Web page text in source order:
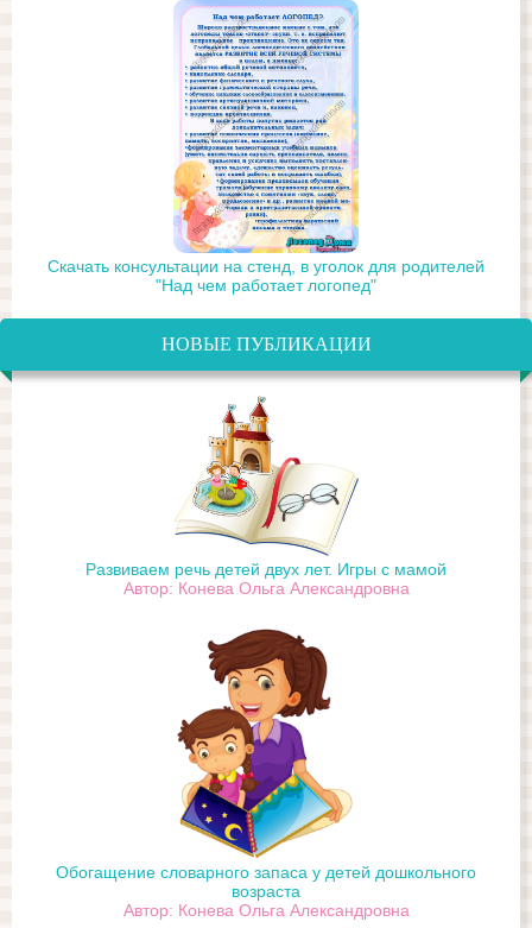
Скачать консультации на стенд, в уголок для родителей
"Над чем работает логопед"
НОВЫЕ ПУБЛИКАЦИИ
Развиваем речь детей двух лет. Игры с мамой
Автор: Конева Ольга Александровна
Обогащение словарного запаса у детей дошкольного
возраста
Автор: Конева Ольга Александровна